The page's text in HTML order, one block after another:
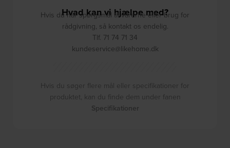
Hvad kan vi hjælpe med?
Hvis du har spørgsmål til varerne eller brug for
rådgivning, så kontakt os endelig.
Tlf. 71 74 71 34
kundeservice@likehome.dk
Hvis du søger flere mål eller specifikationer for
produktet, kan du finde dem under fanen
Specifikationer